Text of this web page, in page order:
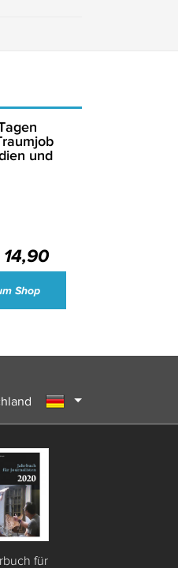
des Jahres 2024
und
14,90
Shop
für